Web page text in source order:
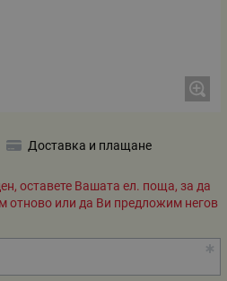
Доставка и плащане
оставете Вашата ел. поща, за да
отново или да Ви предложим негов